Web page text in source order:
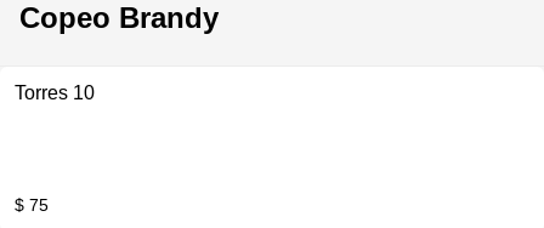
Copeo Brandy
Torres 10
$ 75